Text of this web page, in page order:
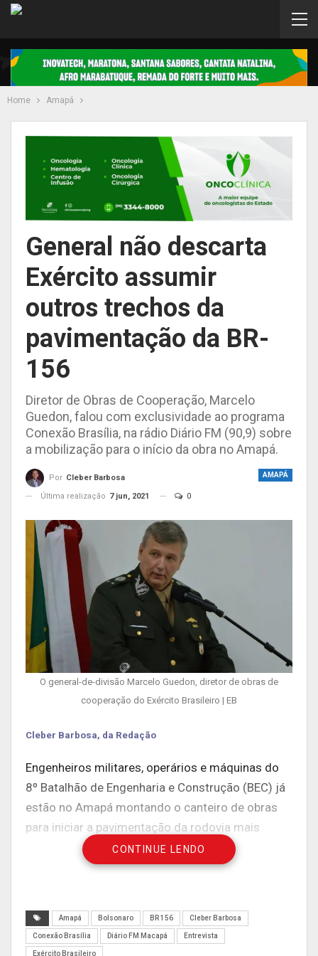
Home Amapá
General não descarta
Exército assumir
outros trechos da
pavimentação da BR-
156
Diretor de Obras de Cooperação, Marcelo
Guedon, falou com exclusividade ao programa
Conexão Brasília, na rádio Diário FM (90,9) sobre
a mobilização para o início da obra no Amapá.
AMAPÁ
Por Cleber Barbosa
Última realização 7 jun, 2021 0
O general-de-divisão Marcelo Guedon, diretor de obras de
cooperação do Exército Brasileiro | EB
Cleber Barbosa, da Redação
Engenheiros militares, operários e máquinas do
8º Batalhão de Engenharia e Construção (BEC) já
estão no Amapá montando o canteiro de obras
para iniciar a pavimentação da rodovia mais
antiga em construção no país, a BR-156, que no
trecho sul liga Macapá a Laranjal do Jari. Apenas
oficialmente entregue ao Exército Brasileiro, mas
um representante da corporação ouvido com
exclusividade neste sábado (5) pelo programa
CONTINUE LENDO
Amapá Bolsonaro BR 156 Cleber Barbosa
Conexão Brasília Diário FM Macapá Entrevista
Exército Brasileiro